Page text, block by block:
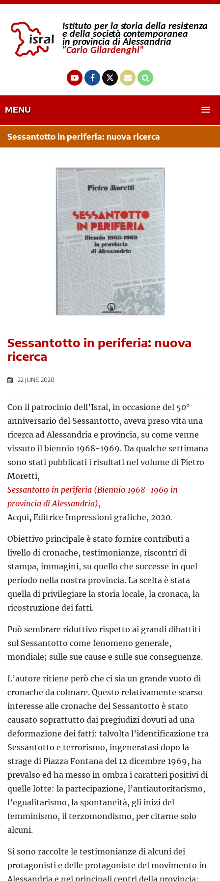
MENU
Sessantotto in periferia: nuova ricerca
Sessantotto in periferia: nuova
ricerca
22 JUNE 2020
Con il patrocinio dell’Isral, in occasione del 50°
anniversario del Sessantotto, aveva preso vita una
ricerca ad Alessandria e provincia, su come venne
vissuto il biennio 1968-1969. Da qualche settimana
sono stati pubblicati i risultati nel volume di Pietro
Moretti,
Sessantotto in periferia (Biennio 1968-1969 in
provincia di Alessandria),
Acqui, Editrice Impressioni grafiche, 2020.
Obiettivo principale è stato fornire contributi a
livello di cronache, testimonianze, riscontri di
stampa, immagini, su quello che successe in quel
periodo nella nostra provincia. La scelta è stata
quella di privilegiare la storia locale, la cronaca, la
ricostruzione dei fatti.
Può sembrare riduttivo rispetto ai grandi dibattiti
sul Sessantotto come fenomeno generale,
mondiale; sulle sue cause e sulle sue conseguenze.
L’autore ritiene però che ci sia un grande vuoto di
cronache da colmare. Questo relativamente scarso
interesse alle cronache del Sessantotto è stato
causato soprattutto dai pregiudizi dovuti ad una
deformazione dei fatti: talvolta l’identificazione tra
Sessantotto e terrorismo, ingeneratasi dopo la
strage di Piazza Fontana del 12 dicembre 1969, ha
prevalso ed ha messo in ombra i caratteri positivi di
quelle lotte: la partecipazione, l’antiautoritarismo,
l’egualitarismo, la spontaneità, gli inizi del
femminismo, il terzomondismo, per citarne solo
alcuni.
Si sono raccolte le testimonianze di alcuni dei
protagonisti e delle protagoniste del movimento in